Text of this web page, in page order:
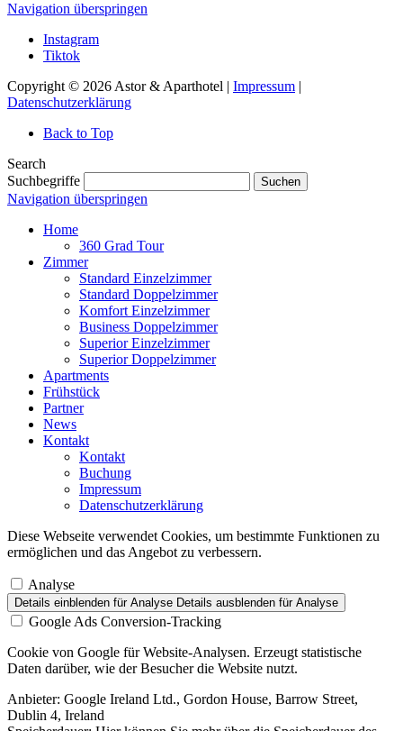
Navigation überspringen
Instagram
Tiktok
Copyright © 2026 Astor & Aparthotel | Impressum |
Datenschutzerklärung
Back to Top
Search
Suchbegriffe
Suchen
Navigation überspringen
Home
360 Grad Tour
Zimmer
Standard Einzelzimmer
Standard Doppelzimmer
Komfort Einzelzimmer
Business Doppelzimmer
Superior Einzelzimmer
Superior Doppelzimmer
Apartments
Frühstück
Partner
News
Kontakt
Kontakt
Buchung
Impressum
Datenschutzerklärung
Diese Webseite verwendet Cookies, um bestimmte Funktionen zu
ermöglichen und das Angebot zu verbessern.
Analyse
Details einblenden für Analyse Details ausblenden für Analyse
Google Ads Conversion-Tracking
Cookie von Google für Website-Analysen. Erzeugt statistische
Daten darüber, wie der Besucher die Website nutzt.
Anbieter: Google Ireland Ltd., Gordon House, Barrow Street,
Dublin 4, Ireland